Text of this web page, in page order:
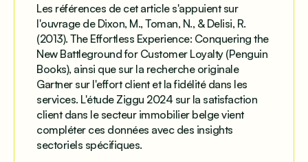
Les références de cet article s'appuient sur
l'ouvrage de Dixon, M., Toman, N., & Delisi, R.
(2013). The Effortless Experience: Conquering the
New Battleground for Customer Loyalty(Penguin
Books), ainsi que sur la recherche originale
Gartner sur l'effort client et la fidélité dans les
services. L'étude Ziggu 2024 sur la satisfaction
client dans le secteur immobilier belge vient
compléter ces données avec des insights
sectoriels spécifiques.